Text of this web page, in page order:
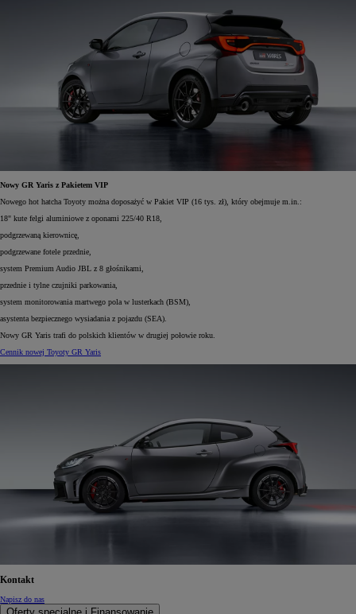
Nowy GR Yaris z Pakietem VIP
Nowego hot hatcha Toyoty można doposażyć w Pakiet VIP (16 tys. zł), który obejmuje m.in.:
18" kute felgi aluminiowe z oponami 225/40 R18,
podgrzewaną kierownicę,
podgrzewane fotele przednie,
system Premium Audio JBL z 8 głośnikami,
przednie i tylne czujniki parkowania,
system monitorowania martwego pola w lusterkach (BSM),
asystenta bezpiecznego wysiadania z pojazdu (SEA).
Nowy GR Yaris trafi do polskich klientów w drugiej połowie roku.
Cennik nowej Toyoty GR Yaris
Kontakt
Napisz do nas